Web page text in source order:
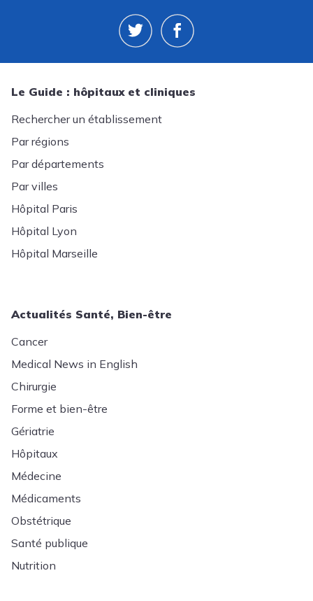
Le Guide : hôpitaux et cliniques
Rechercher un établissement
Par régions
Par départements
Par villes
Hôpital Paris
Hôpital Lyon
Hôpital Marseille
Actualités Santé, Bien-être
Cancer
Medical News in English
Chirurgie
Forme et bien-être
Gériatrie
Hôpitaux
Médecine
Médicaments
Obstétrique
Santé publique
Nutrition